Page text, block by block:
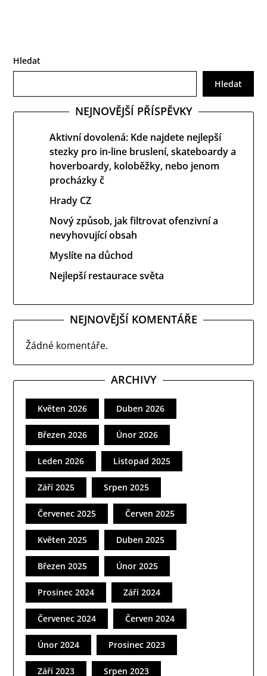
Hledat
Hledat
NEJNOVĚJŠÍ PŘÍSPĚVKY
Aktivní dovolená: Kde najdete nejlepší
stezky pro in-line bruslení, skateboardy a
hoverboardy, koloběžky, nebo jenom
procházky č
Hrady CZ
Nový způsob, jak filtrovat ofenzivní a
nevyhovující obsah
Myslíte na důchod
Nejlepší restaurace světa
NEJNOVĚJŠÍ KOMENTÁŘE
Žádné komentáře.
ARCHIVY
Květen 2026 Duben 2026
Březen 2026 Únor 2026
Leden 2026 Listopad 2025
Září 2025 Srpen 2025
Červenec 2025 Červen 2025
Květen 2025 Duben 2025
Březen 2025 Únor 2025
Prosinec 2024 Září 2024
Červenec 2024 Červen 2024
Únor 2024 Prosinec 2023
Září 2023 Srpen 2023